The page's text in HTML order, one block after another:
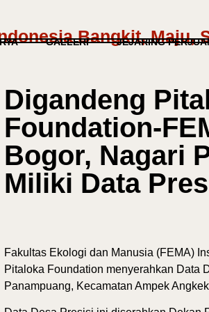
Bangkit, Maju,
GALLERI JEJARING
Digandeng
Foundation-
Bogor, Nagari
Miliki Data
Fakultas Ekologi dan Manusia (FEMA)
Pitaloka Foundation menyerahkan Data
Panampuang, Kecamatan Ampek